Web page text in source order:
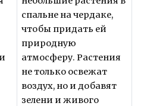
спальне на чердаке,
чтобы придать ей
природную
атмосферу. Растения
не только освежат
воздух, но и добавят
зелени и живого